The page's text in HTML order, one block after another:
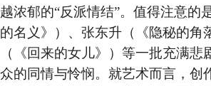
越浓郁的“反派情结”。值得注意的
的名义》）、张东升（《隐秘的角
（《回来的女儿》）等一批充满
众的同情与怜悯。就艺术而言，创